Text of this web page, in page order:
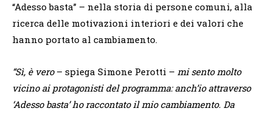
“Adesso basta” – nella storia di persone comuni, alla
ricerca delle motivazioni interiori e dei valori che
hanno portato al cambiamento.
“Sì, è vero– spiega Simone Perotti – mi sento molto
vicino ai protagonisti del programma: anch’io attraverso
‘Adesso basta’ ho raccontato il mio cambiamento. Da